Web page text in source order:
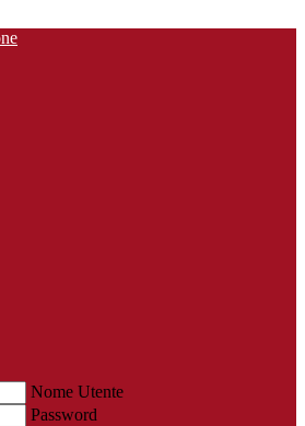
Nome Utente
Password